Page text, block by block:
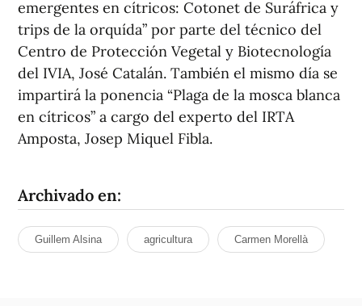
emergentes en cítricos: Cotonet de Suráfrica y
trips de la orquída” por parte del técnico del
Centro de Protección Vegetal y Biotecnología
del IVIA, José Catalán. También el mismo día se
impartirá la ponencia “Plaga de la mosca blanca
en cítricos” a cargo del experto del IRTA
Amposta, Josep Miquel Fibla.
Archivado en:
Guillem Alsina agricultura Carmen Morellà